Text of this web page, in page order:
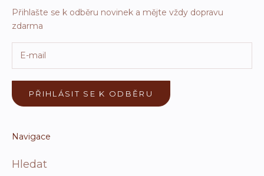
Přihlašte se k odběru novinek a mějte vždy dopravu
zdarma
PŘIHLÁSIT SE K ODBĚRU
Navigace
Hledat